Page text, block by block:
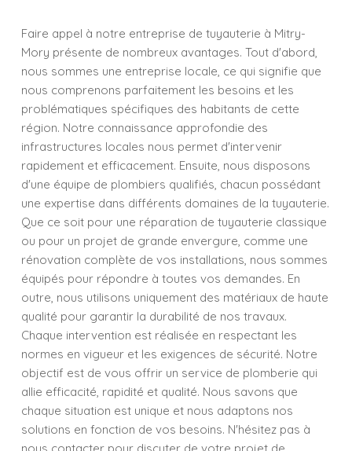
Faire appel à notre entreprise de tuyauterie à Mitry-
Mory présente de nombreux avantages. Tout d'abord,
nous sommes une entreprise locale, ce qui signifie que
nous comprenons parfaitement les besoins et les
problématiques spécifiques des habitants de cette
région. Notre connaissance approfondie des
infrastructures locales nous permet d'intervenir
rapidement et efficacement. Ensuite, nous disposons
d'une équipe de plombiers qualifiés, chacun possédant
une expertise dans différents domaines de la tuyauterie.
Que ce soit pour une réparation de tuyauterie classique
ou pour un projet de grande envergure, comme une
rénovation complète de vos installations, nous sommes
équipés pour répondre à toutes vos demandes. En
outre, nous utilisons uniquement des matériaux de haute
qualité pour garantir la durabilité de nos travaux.
Chaque intervention est réalisée en respectant les
normes en vigueur et les exigences de sécurité. Notre
objectif est de vous offrir un service de plomberie qui
allie efficacité, rapidité et qualité. Nous savons que
chaque situation est unique et nous adaptons nos
solutions en fonction de vos besoins. N'hésitez pas à